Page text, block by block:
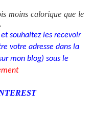
moins calorique que le
souhaitez les recevoir
votre adresse dans la
mon blog) sous le